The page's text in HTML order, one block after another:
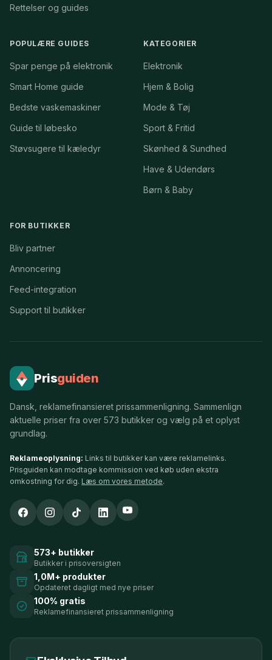
Rettelser og guides
POPULÆRE GUIDES
Spar penge på elektronik
Smart Home guide
Bedste vaskemaskiner
Guide til løbesko
Støvsugere til kæledyr
KATEGORIER
Elektronik
Hjem & Bolig
Mode & Tøj
Sport & Fritid
Skønhed & Sundhed
Have & Udendørs
Børn & Baby
FOR BUTIKKER
Bliv partner
Annoncering
Feed-integration
Support til butikker
Prisguiden
Dansk, reklamefinansieret prissammenligning. Sammenlign
aktuelle priser fra over 573 butikker og vælg på et oplyst
grundlag.
Reklameoplysning: Links til butikker kan være reklamelinks.
Prisguiden kan modtage kommission ved køb uden ekstra
omkostning for dig. Læs om vores metode.
573+ butikker
Butikker i prisoversigten
1,0M+ produkter
Opdateret dagligt med nye priser
100% gratis
Reklamefinansieret prissammenligning